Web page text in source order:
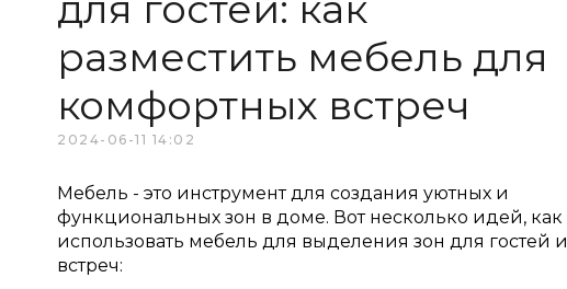
разместить мебель для
комфортных встреч
2024-06-11 14:02
Мебель - это инструмент для создания уютных и
функциональных зон в доме. Вот несколько идей, как
использовать мебель для выделения зон для гостей и
встреч: